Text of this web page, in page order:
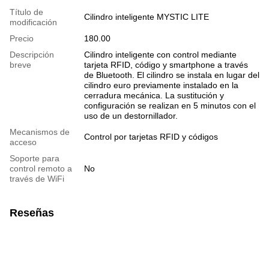
Título de
modificación
Cilindro inteligente MYSTIC LITE
Precio
180.00
Descripción
breve
Cilindro inteligente con control mediante
tarjeta RFID, código y smartphone a través
de Bluetooth. El cilindro se instala en lugar del
cilindro euro previamente instalado en la
cerradura mecánica. La sustitución y
configuración se realizan en 5 minutos con el
uso de un destornillador.
Mecanismos de
acceso
Control por tarjetas RFID y códigos
Soporte para
control remoto a
través de WiFi
No
Reseñas